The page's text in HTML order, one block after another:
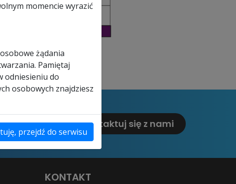
momencie wyrazić
żądania
Pamiętaj
odniesieniu do
osobowych znajdziesz
przejdź do serwisu
Skontaktuj się z nami
KONTAKT